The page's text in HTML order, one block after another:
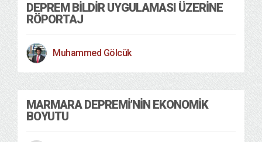
DEPREM BILDIR UYGULAMASI ÜZERINE
RÖPORTAJ
Muhammed Gölcük
MARMARA DEPREMI’NIN EKONOMIK
BOYUTU